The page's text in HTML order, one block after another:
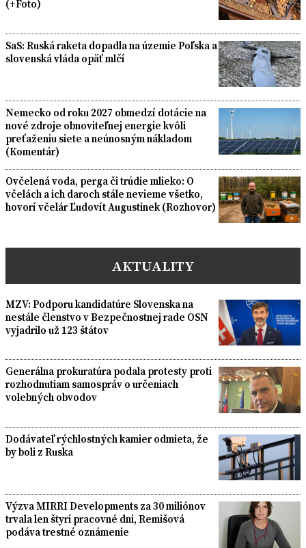
(+Foto)
SaS: Ruská raketa dopadla na územie Poľska a
slovenská vláda opäť mlčí
Nemecko od roku 2027 obmedzí dotácie na
nové zdroje obnoviteľnej energie kvôli
preťaženiu siete a neúnosným nákladom
(Komentár)
Ovčelená voda, perga či trúdie mlieko: O
včelách a ich daroch stále nevieme všetko,
hovorí včelár Ľudovít Augustinek (Rozhovor)
AKTUALITY
MZV: Podporu kandidatúre Slovenska na
nestále členstvo v Bezpečnostnej rade OSN
vyjadrilo už 123 štátov
Generálna prokuratúra podala protesty proti
rozhodnutiam samospráv o určeniach
volebných obvodov
Dodávateľ rýchlostných kamier odmieta, že
by boli z Ruska
Výzva MIRRI Developments za 30 miliónov
trvala len štyri pracovné dni, Remišová
podáva trestné oznámenie